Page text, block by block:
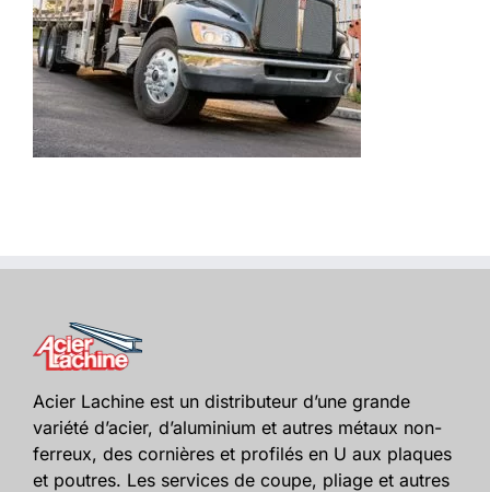
Acier Lachine est un distributeur d’une grande
variété d’acier, d’aluminium et autres métaux non-
ferreux, des cornières et profilés en U aux plaques
et poutres. Les services de coupe, pliage et autres